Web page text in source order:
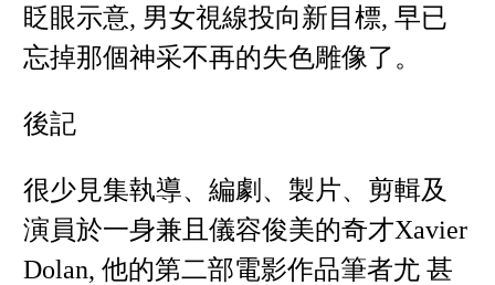
眨眼示意, 男女視線投向新目標, 早已
忘掉那個神采不再的失色雕像了。
後記
很少見集執導、編劇、製片、剪輯及
演員於一身兼且儀容俊美的奇才Xavier
Dolan, 他的第二部電影作品筆者尤 甚